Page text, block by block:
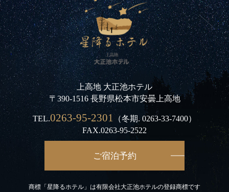
上高地 大正池ホテル
〒390-1516 長野県松本市安曇上高地
TEL.0263-95-2301 （冬期.0263-33-7400）
FAX.0263-95-2522
ご宿泊予約
商標「星降るホテル」は有限会社大正池ホテルの登録商標です